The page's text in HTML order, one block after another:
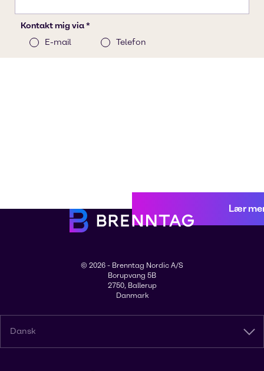
Lær
© 2026 - Brenntag Nordic A/S
Borupvang 5B
2750, Ballerup
Danmark
Dansk